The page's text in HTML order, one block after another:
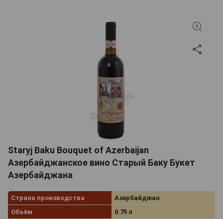
Staryj Baku Bouquet of Azerbaijan
Азербайджанское вино Старый Баку Букет
Азербайджана
Страна производства
Азербайджан
Объём
0.75 л